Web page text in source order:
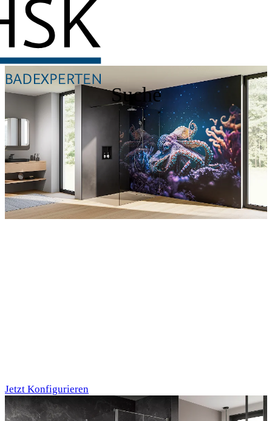
Suche
Jetzt Konfigurieren